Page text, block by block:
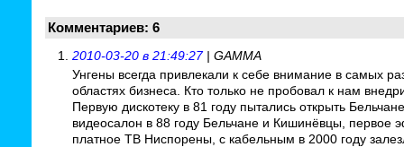
Комментариев: 6
2010-03-20 в 21:49:27| GAMMA
Унгены всегда привлекали к себе внимание в самых
областях бизнеса. Кто только не пробовал к нам
Первую дискотеку в 81 году пытались открыть
видеосалон в 88 году Бельчане и Кишинёвцы, первое
платное ТВ Ниспорены, с кабельным в 2000 году